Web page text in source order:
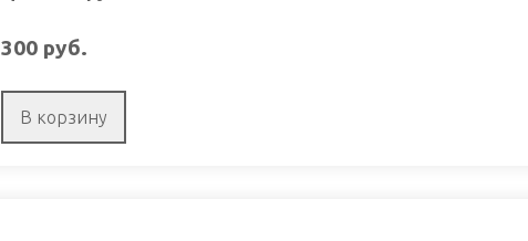
300 руб.